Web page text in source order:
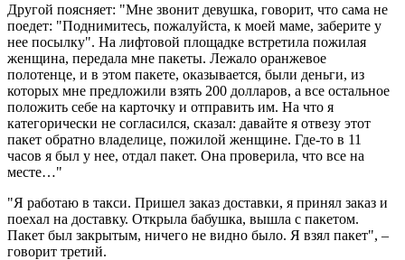
Другой поясняет: "Мне звонит девушка, говорит, что сама не
поедет: "Поднимитесь, пожалуйста, к моей маме, заберите у
нее посылку". На лифтовой площадке встретила пожилая
женщина, передала мне пакеты. Лежало оранжевое
полотенце, и в этом пакете, оказывается, были деньги, из
которых мне предложили взять 200 долларов, а все остальное
положить себе на карточку и отправить им. На что я
категорически не согласился, сказал: давайте я отвезу этот
пакет обратно владелице, пожилой женщине. Где-то в 11
часов я был у нее, отдал пакет. Она проверила, что все на
месте…"
"Я работаю в такси. Пришел заказ доставки, я принял заказ и
поехал на доставку. Открыла бабушка, вышла с пакетом.
Пакет был закрытым, ничего не видно было. Я взял пакет", –
говорит третий.